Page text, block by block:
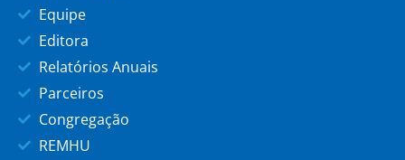
Equipe
Editora
Relatórios Anuais
Parceiros
Congregação
REMHU